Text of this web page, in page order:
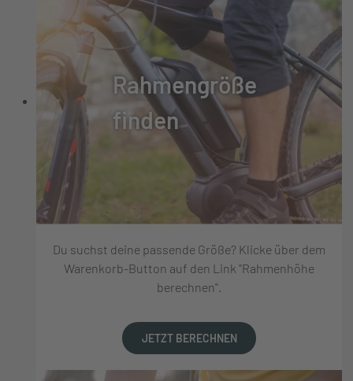
Rahmengröße
finden
Du suchst deine passende Größe? Klicke über dem
Warenkorb-Button auf den Link "Rahmenhöhe
berechnen".
JETZT BERECHNEN